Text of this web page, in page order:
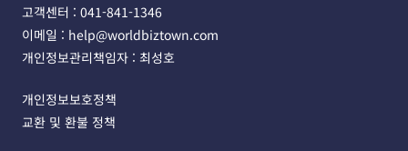
고객센터 : 041-841-1346
이메일 : help@worldbiztown.com
개인정보관리책임자 : 최성호
개인정보보호정책
교환 및 환불 정책